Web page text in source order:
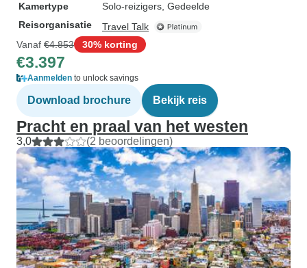
Kamertype
Solo-reizigers, Gedeelde
Reisorganisatie
Travel Talk
Vanaf €4.853 30% korting
€3.397
Aanmelden to unlock savings
Download brochure Bekijk reis
Pracht en praal van het westen
3,0 (2 beoordelingen)